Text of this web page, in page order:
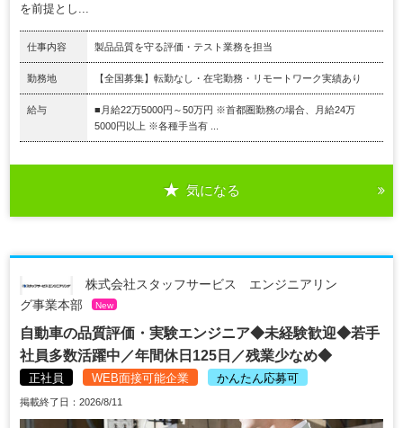
を前提とし...
仕事内容 製品品質を守る評価・テスト業務を担当
勤務地 【全国募集】転勤なし・在宅勤務・リモートワーク実績あり
給与
■月給22万5000円～50万円 ※首都圏勤務の場合、月給24万
5000円以上 ※各種手当有 ...
気になる
株式会社スタッフサービス エンジニアリン
グ事業本部
New
自動車の品質評価・実験エンジニア◆未経験歓迎◆若手
社員多数活躍中／年間休日125日／残業少なめ◆
正社員 WEB面接可能企業 かんたん応募可
掲載終了日：2026/8/11